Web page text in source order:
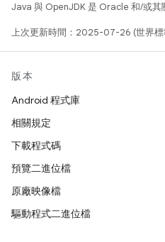
Java 與 OpenJDK 是 Oracle 和/或其
上次更新時間：2025-07-26 (世界標
版本
Android 程式庫
相關規定
下載程式碼
預覽二進位檔
原廠映像檔
驅動程式二進位檔